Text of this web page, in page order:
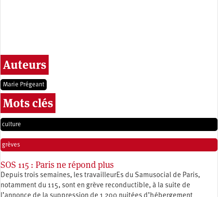
Auteurs
Marie Prégeant
Mots clés
culture
grèves
SOS 115 : Paris ne répond plus
Depuis trois semaines, les travailleurEs du Samusocial de Paris,
notamment du 115, sont en grève reconductible, à la suite de